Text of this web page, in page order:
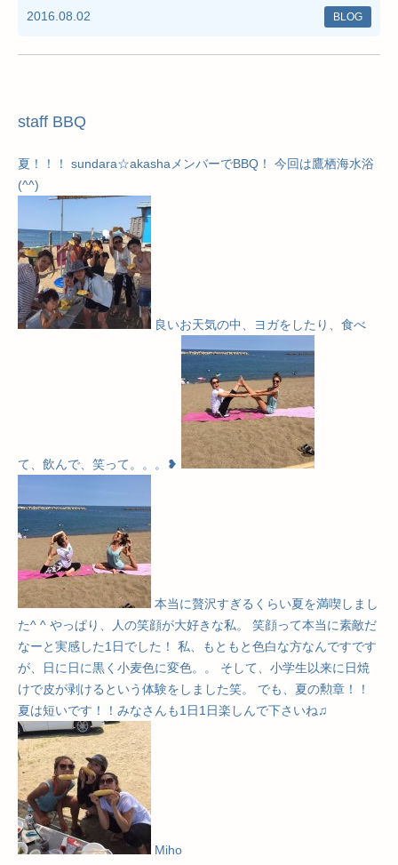
2016.08.02 BLOG
staff BBQ
夏！！！ sundara☆akashaメンバーでBBQ！ 今回は鷹栖海水浴
(^^)
良いお天気の中、ヨガをしたり、食べ
て、飲んで、笑って。。。❥
本当に贅沢すぎるくらい夏を満喫しまし
た^ ^ やっぱり、人の笑顔が大好きな私。 笑顔って本当に素敵だ
なーと実感した1日でした！ 私、もともと色白な方なんですです
が、日に日に黒く小麦色に変色。。 そして、小学生以来に日焼
けで皮が剥けるという体験をしました笑。 でも、夏の勲章！！
夏は短いです！！みなさんも1日1日楽しんで下さいね♫
Miho